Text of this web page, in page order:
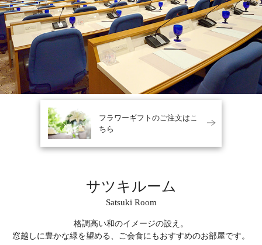
フラワーギフトのご注文はこ
ちら
フラワーギフトのご注文はこ
ちら
サツキルーム
Satsuki Room
格調高い和のイメージの設え。
窓越しに豊かな緑を望める、ご会食にもおすすめのお部屋です。